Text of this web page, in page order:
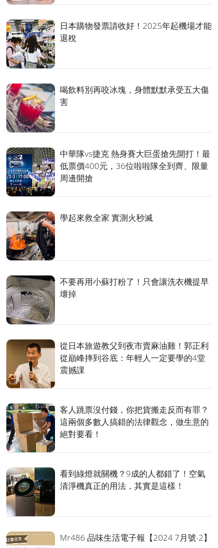
日本購物發票請收好！2025年起機場才能
退稅
喝飲料別再咬冰塊，身體默默承受五大傷
害
中華隊vs捷克 熱身賽大巨蛋搶先開打！最
低票價400元，36位啦啦隊全到齊、限量
周邊開搶
學起來救全家 實測火秒滅
不要再用小蘇打粉了！只會讓洗衣機提早
壞掉
從日本旅遊教父到夜市賣麻油雞！郭正利
從巔峰摔到谷底：年輕人一定要學的4堂
震撼課
客人跳票沒付錢，你把貨搬走反而有罪？
這兩個多數人搞錯的法律觀念，做生意的
絕對要看！
看到綠燈就關機？9成的人都錯了！空氣
清淨機真正的用法，其實是這樣！
Mr486 品味生活電子報【2024 7月號-2】